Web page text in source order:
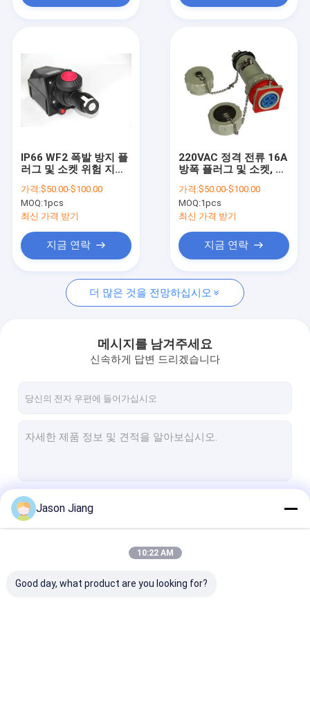
동영상
회사 소개
문의하기
소식
방폭형 LED 하이 베이 조명
방폭형 LED 투광 조명
방폭 정션 박스
방폭 플러그 및 소켓
IP66 WF2 폭발 방지 플
러그 및 소켓 위험 지역
전기 연결 장치
가격:$50.00-$100.00
MOQ:1pcs
최신 가격 받기
지금 연락
220VAC 정격 전류 16A
방폭 플러그 및 소켓, 폭
한 전기 연결 제공
가격:$50.00-$100.00
MOQ:1pcs
최신 가격 받기
지금 연락
더 많은 것을 전망하십시오
메시지를 남겨주세요
신속하게 답변 드리겠습니다
Jason Jiang
10:22 AM
Good day, what product are you looking for?